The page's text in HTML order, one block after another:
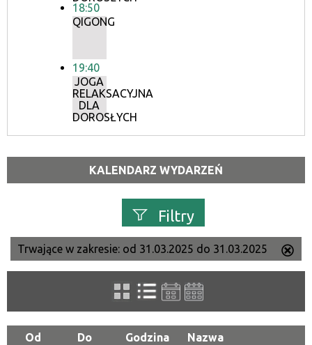
18:50
QIGONG
19:40
JOGA
RELAKSACYJNA
DLA
DOROSŁYCH
KALENDARZ WYDARZEŃ
Filtry
Szukana fraza
Kategoria
Trwające w zakresie: od 31.03.2025 do 31.03.2025
ten
Od Do Godzina Nazwa